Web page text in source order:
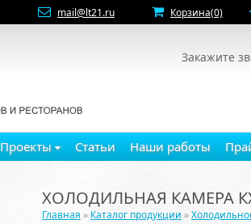
mail@lt21.ru Корзина(0)
Закажите
Проекты Статьи Наши работы
ХОЛОДИЛЬНАЯ КАМЕРА
Главная » Каталог продукции »